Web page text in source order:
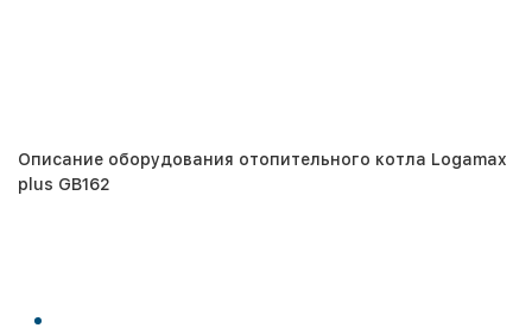
Описание оборудования отопительного котла Logamax
plus GB162